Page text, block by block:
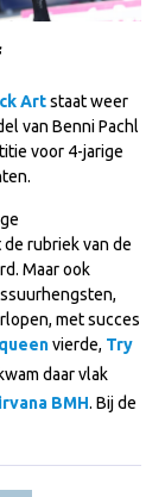
Artstaat weer
van Benni Pachl
voor 4-jarige
rubriek van de
Maar ook
met succes
vierde, Try
daar vlak
BMH. Bij de